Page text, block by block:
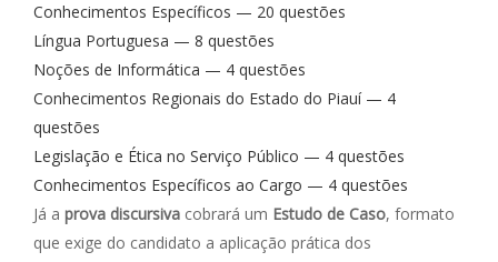
Conhecimentos Específicos — 20 questões
Língua Portuguesa — 8 questões
Noções de Informática — 4 questões
Conhecimentos Regionais do Estado do Piauí — 4
questões
Legislação e Ética no Serviço Público — 4 questões
Conhecimentos Específicos ao Cargo — 4 questões
Já a prova discursiva cobrará um Estudo de Caso, formato
que exige do candidato a aplicação prática dos